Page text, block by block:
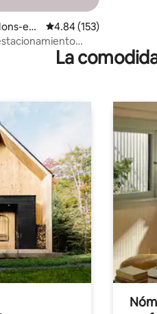
en-
Calificación promedio:
4.84 (153)
La